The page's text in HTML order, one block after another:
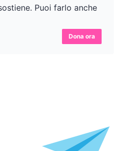
Puoi farlo anche
Dona ora